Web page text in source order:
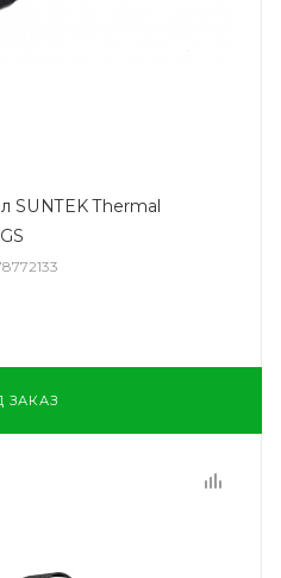
SUNTEK Thermal
ЗАКАЗ